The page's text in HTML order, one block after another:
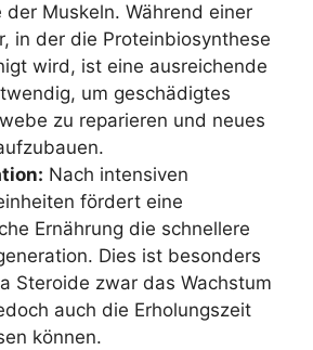
der Muskeln. Während einer
in der die Proteinbiosynthese
wird, ist eine ausreichende
um geschädigtes
zu reparieren und neues
Nach intensiven
fördert eine
Ernährung die schnellere
Dies ist besonders
Steroide zwar das Wachstum
auch die Erholungszeit
können.